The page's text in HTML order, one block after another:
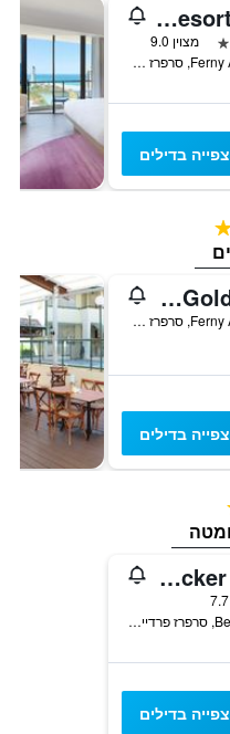
JW Marriott Gold Coast Resort & Spa
מצוין 9.0
158 Ferny Avenue, סרפרז פרדייז, QLD, אוסטרליה
צפייה בדילים
Paradise Resort Gold Coast
122 Ferny Avenue, סרפרז פרדייז, QLD, אוסטרליה
צפייה בדילים
Bunk Surfers Paradise - International Backpacker Hostel
6 Beach Road, סרפרז פרדייז, QLD, אוסטרליה
צפייה בדילים